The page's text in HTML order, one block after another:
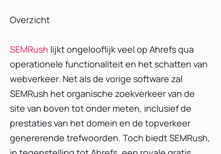
Overzicht
SEMRush lijkt ongelooflijk veel op Ahrefs qua
operationele functionaliteit en het schatten van
webverkeer. Net als de vorige software zal
SEMRush het organische zoekverkeer van de
site van boven tot onder meten, inclusief de
prestaties van het domein en de topverkeer
genererende trefwoorden. Toch biedt SEMRush,